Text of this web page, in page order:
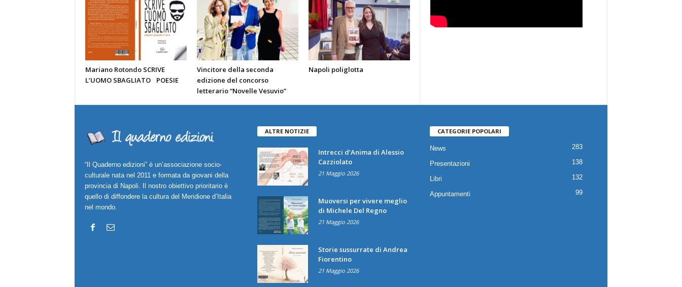
Mariano Rotondo SCRIVE
L’UOMO SBAGLIATO POESIE
Vincitore della seconda
edizione del concorso
letterario “Novelle Vesuvio”
Napoli poliglotta
“Il Quaderno edizioni” è un’associazione socio-
culturale nata nel 2011 e formata da giovani della
provincia di Napoli. Il nostro obiettivo prioritario è
quello di diffondere la cultura del Meridione d’Italia
nel mondo.
ALTRE NOTIZIE
Intrecci d’Anima di Alessio
Cazziolato
21 Maggio 2026
Muoversi per vivere meglio
di Michele Del Regno
21 Maggio 2026
Storie sussurrate di Andrea
Fiorentino
21 Maggio 2026
CATEGORIE POPOLARI
News 283
Presentazioni 138
Libri 132
Appuntamenti 99